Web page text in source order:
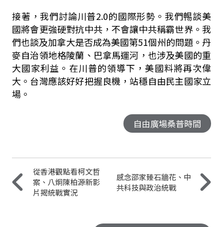
接著，我們討論川普2.0的國際形勢。我們𣈱談美
國將會更強硬對抗中共，不會讓中共稱霸世界。我
們也談及加拿大是否成為美國第51個州的問題。丹
麥自治領地格陵蘭、巴拿馬運河，也涉及美國的重
大國家利益。在川普的領導下，美國料將再次偉
大。台灣應該好好把握良機，站穩自由民主國家立
場。
自由廣場桑普時間
從香港觀點看柯文哲
案、八炯陳柏源新影
片揭統戰實況
感念邵家臻石牆花、中
共科技與政治統戰